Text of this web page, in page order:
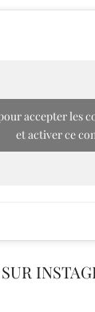
accepter les
et activer ce